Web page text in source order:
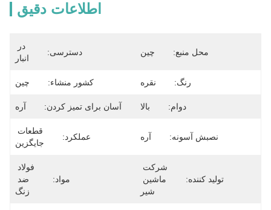
اطلاعات دقیق
محل منبع: چین دسترسی:
انبار
رنگ: نقره کشور منشاء: چین
دوام: بالا آسان برای تمیز کردن: آره
نصبش آسونه: آره عملکرد:
جایگزین
تولید کننده:
شیر
مواد:
زنگ